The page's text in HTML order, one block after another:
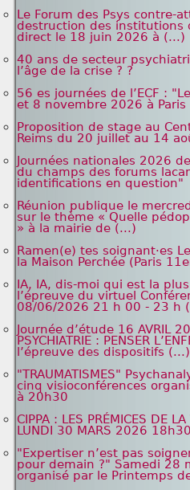
Le Forum des Psys contre-
destruction des institutions
direct le 18 juin 2026 à (...)
40 ans de secteur
l’âge de la crise ? ?
56 es journées de l’ECF :
et 8 novembre 2026 à Paris
Proposition de stage au
Reims du 20 juillet au 14
Journées nationales 2026
du champs des forums
identifications en question"
Réunion publique le
sur le thème « Quelle
» à la mairie de (...)
Ramen(e) tes soignant·es
la Maison Perchée (Paris
IA, IA, dis-moi qui est la
l’épreuve du virtuel
08/06/2026 21 h 00 - 23 h
Journée d’étude 16 AVRIL
PSYCHIATRIE : PENSER
l’épreuve des dispositifs (...)
"TRAUMATISMES"
cinq visioconférences
à 20h30
CIPPA : LES PRÉMICES DE
LUNDI 30 MARS 2026
"Expertiser n’est pas
pour demain ?" Samedi 28
organisé par le Printemps